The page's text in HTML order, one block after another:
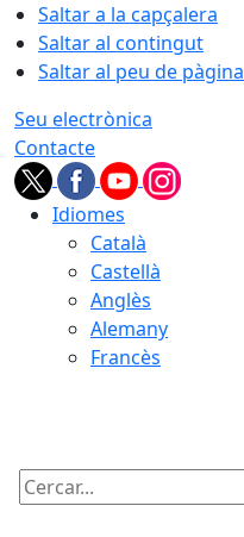
Saltar a la capçalera
Saltar al contingut
Saltar al peu de pàgina
Seu electrònica
Contacte
Idiomes
Català
Castellà
Anglès
Alemany
Francès
Cercar: